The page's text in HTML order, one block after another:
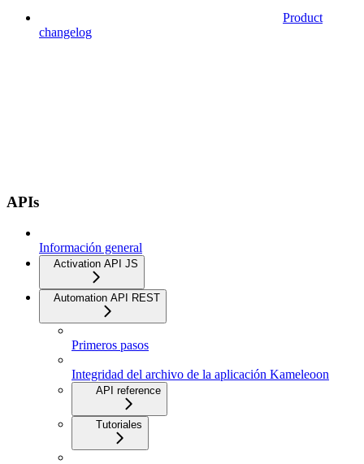
Product
changelog
APIs
Información general
Activation API JS
Automation API REST
Primeros pasos
Integridad del archivo de la aplicación Kameleoon
API reference
Tutoriales